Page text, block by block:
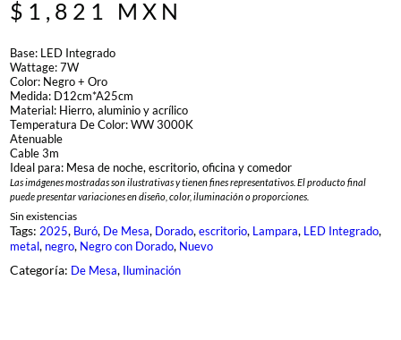
$ 1,821 MXN
Base: LED Integrado
Wattage: 7W
Color: Negro + Oro
Medida: D12cm*A25cm
Material: Hierro, aluminio y acrílico
Temperatura De Color: WW 3000K
Atenuable
Cable 3m
Ideal para: Mesa de noche, escritorio, oficina y comedor
Las imágenes mostradas son ilustrativas y tienen fines representativos. El producto final
puede presentar variaciones en diseño, color, iluminación o proporciones.
Sin existencias
Tags: 2025, Buró, De Mesa, Dorado, escritorio, Lampara, LED Integrado,
metal, negro, Negro con Dorado, Nuevo
Categoría: De Mesa, Iluminación